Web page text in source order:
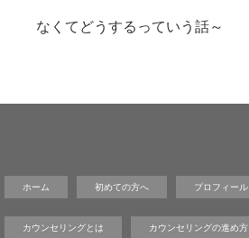
なくてどうするっていう話～
ホーム 初めての方へ プロフィール
カウンセリングとは カウンセリングの進め方